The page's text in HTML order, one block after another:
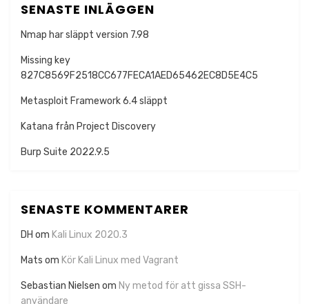
SENASTE INLÄGGEN
Nmap har släppt version 7.98
Missing key
827C8569F2518CC677FECA1AED65462EC8D5E4C5
Metasploit Framework 6.4 släppt
Katana från Project Discovery
Burp Suite 2022.9.5
SENASTE KOMMENTARER
DH om Kali Linux 2020.3
Mats om Kör Kali Linux med Vagrant
Sebastian Nielsen om Ny metod för att gissa SSH-
användare